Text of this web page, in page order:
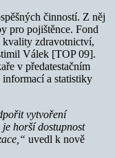
činností. Z něj
pro pojištěnce. Fond
kvality zdravotnictví,
Válek [TOP 09].
v předatestačním
a statistiky
vytvoření
horší dostupnost
uvedl k nově